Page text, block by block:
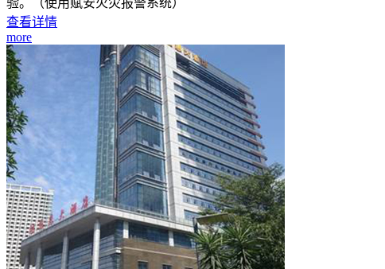
验。（使用赋安火灾报警系统）
查看详情
more